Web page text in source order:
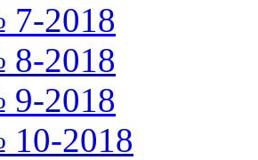
2018
2018
2018
2018